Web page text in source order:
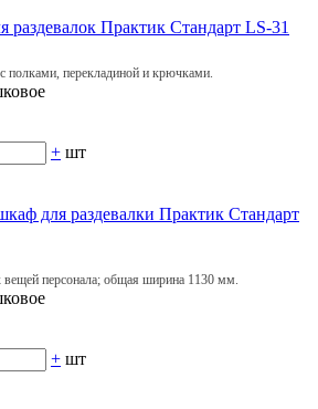
Практик Стандарт LS-31
перекладиной и крючками.
+ шт
для раздевалки Практик Стандарт
персонала; общая ширина 1130 мм.
+ шт